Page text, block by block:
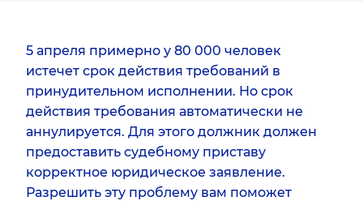
5 апреля примерно у 80 000 человек
истечет срок действия требований в
принудительном исполнении. Но срок
действия требования автоматически не
аннулируется. Для этого должник должен
предоставить судебному приставу
корректное юридическое заявление.
Разрешить эту проблему вам поможет